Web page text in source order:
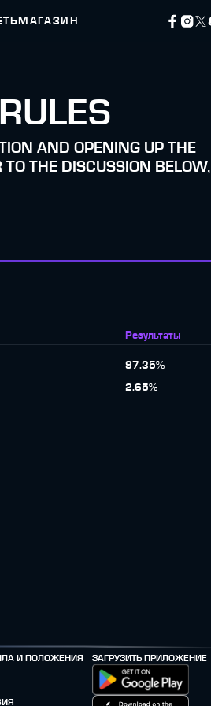
МАГАЗИН
AND OPENING UP THE
THE DISCUSSION BELOW,
Результаты
97.35%
2.65%
И ПОЛОЖЕНИЯ ЗАГРУЗИТЬ ПРИЛОЖЕНИЕ